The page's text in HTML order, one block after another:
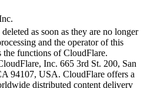
as soon as they are no longer
and the operator of this
the functions of CloudFlare.
Inc. 665 3rd St. 200, San
94107, USA. CloudFlare offers a
distributed content delivery